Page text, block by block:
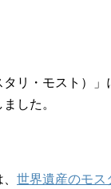
タリ・モスト）
した。
世界遺産のモス